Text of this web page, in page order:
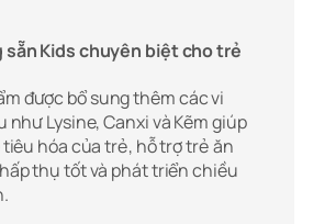
sẵn Kids chuyên biệt cho trẻ
được bổ sung thêm các vi
Lysine, Canxi và Kẽm giúp
hóa của trẻ, hỗ trợ trẻ ăn
thụ tốt và phát triển chiều